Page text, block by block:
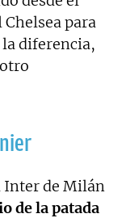
para
diferencia,
Inter de Milán
de la patada